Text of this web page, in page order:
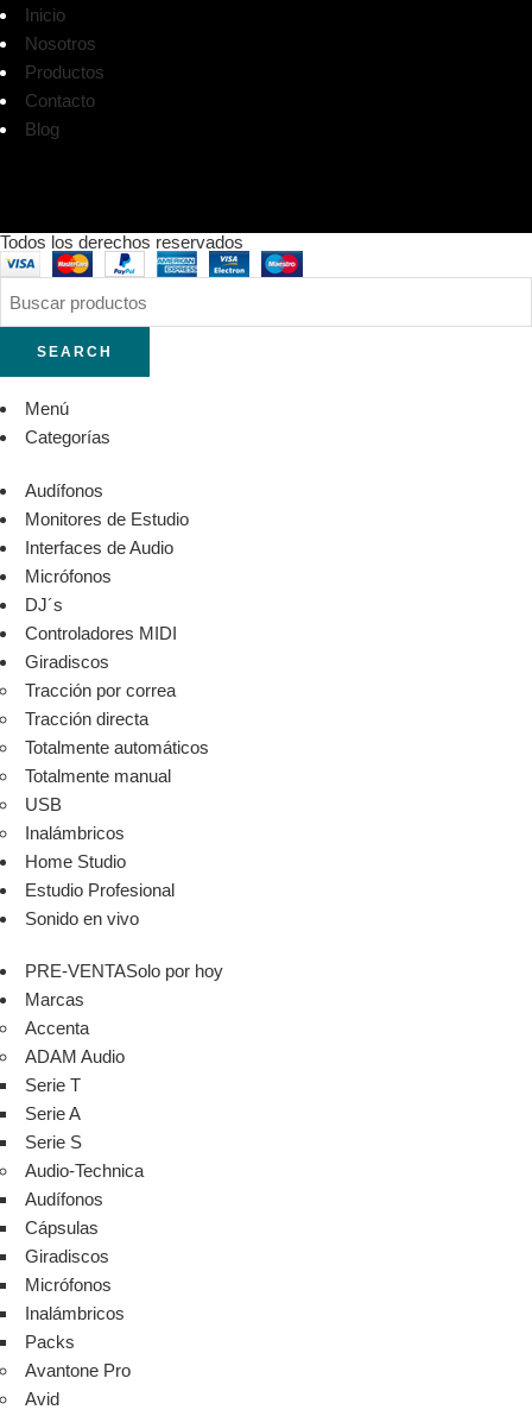
Inicio
Nosotros
Productos
Contacto
Blog
Todos los derechos reservados
SEARCH
Menú
Categorías
Audífonos
Monitores de Estudio
Interfaces de Audio
Micrófonos
DJ´s
Controladores MIDI
Giradiscos
Tracción por correa
Tracción directa
Totalmente automáticos
Totalmente manual
USB
Inalámbricos
Home Studio
Estudio Profesional
Sonido en vivo
PRE-VENTASolo por hoy
Marcas
Accenta
ADAM Audio
Serie T
Serie A
Serie S
Audio-Technica
Audífonos
Cápsulas
Giradiscos
Micrófonos
Inalámbricos
Packs
Avantone Pro
Avid